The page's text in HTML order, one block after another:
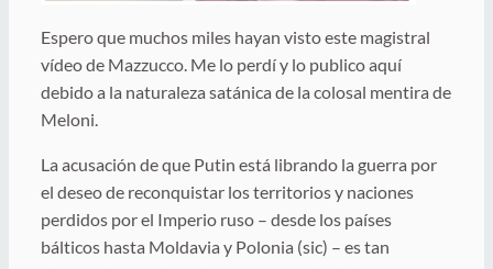
Espero que muchos miles hayan visto este magistral
vídeo de Mazzucco. Me lo perdí y lo publico aquí
debido a la naturaleza satánica de la colosal mentira de
Meloni.
La acusación de que Putin está librando la guerra por
el deseo de reconquistar los territorios y naciones
perdidos por el Imperio ruso – desde los países
bálticos hasta Moldavia y Polonia (sic) – es tan